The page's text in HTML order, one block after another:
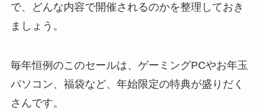
で、どんな内容で開催されるのかを整理しておき
ましょう。
毎年恒例のこのセールは、ゲーミングPCやお年玉
パソコン、福袋など、年始限定の特典が盛りだく
さんです。